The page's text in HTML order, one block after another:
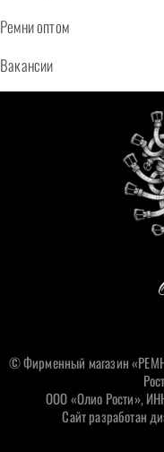
Ремни оптом
Вакансии
© Фирменный магазин
ООО «Олио Рости»,
Сайт разработан